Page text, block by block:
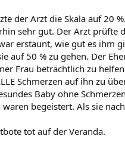
der Arzt die Skala auf 20
sehr gut. Der Arzt prüfte
erstaunt, wie gut es ihm
auf 50 % zu gehen. Der
Frau beträchtlich zu
Schmerzen auf ihn zu
Baby ohne
begeistert. Als sie
tot auf der Veranda.